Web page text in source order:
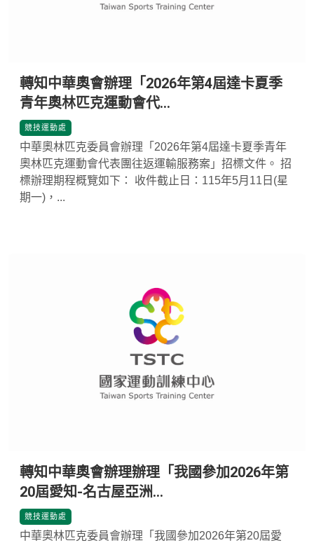
轉知中華奧會辦理「2026年第4屆達卡夏季
青年奧林匹克運動會代...
競技運動處 *
中華奧林匹克委員會辦理「2026年第4屆達卡夏季青年
奧林匹克運動會代表團往返運輸服務案」招標文件。 招
標辦理期程概覽如下： 收件截止日：115年5月11日(星
期一)，...
轉知中華奧會辦理辦理「我國參加2026年第
20屆愛知-名古屋亞洲...
競技運動處 *
中華奧林匹克委員會辦理「我國參加2026年第20屆愛